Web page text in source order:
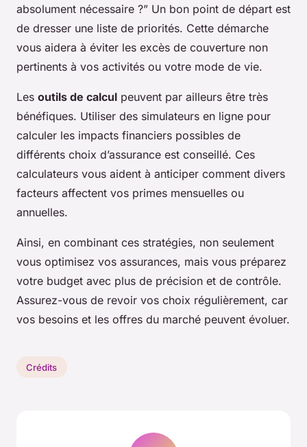
absolument nécessaire ?” Un bon point de départ est
de dresser une liste de priorités. Cette démarche
vous aidera à éviter les excès de couverture non
pertinents à vos activités ou votre mode de vie.
Les outils de calcul peuvent par ailleurs être très
bénéfiques. Utiliser des simulateurs en ligne pour
calculer les impacts financiers possibles de
différents choix d’assurance est conseillé. Ces
calculateurs vous aident à anticiper comment divers
facteurs affectent vos primes mensuelles ou
annuelles.
Ainsi, en combinant ces stratégies, non seulement
vous optimisez vos assurances, mais vous préparez
votre budget avec plus de précision et de contrôle.
Assurez-vous de revoir vos choix régulièrement, car
vos besoins et les offres du marché peuvent évoluer.
Crédits